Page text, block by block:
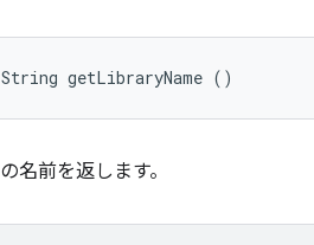
getLibraryName ()
名前を返します。